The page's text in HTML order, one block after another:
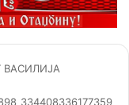
ВАСИЛИЈА